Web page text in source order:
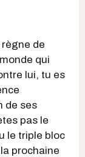
de
qui
lui, tu es
de ses
pas le
le triple bloc
prochaine